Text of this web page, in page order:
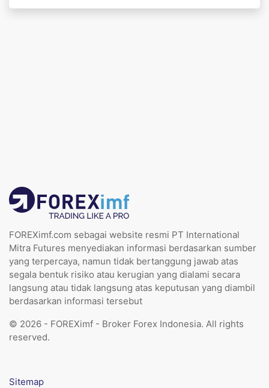
FOREXimf.com sebagai website resmi PT International
Mitra Futures menyediakan informasi berdasarkan sumber
yang terpercaya, namun tidak bertanggung jawab atas
segala bentuk risiko atau kerugian yang dialami secara
langsung atau tidak langsung atas keputusan yang diambil
berdasarkan informasi tersebut
© 2026 - FOREXimf - Broker Forex Indonesia. All rights
reserved.
Sitemap